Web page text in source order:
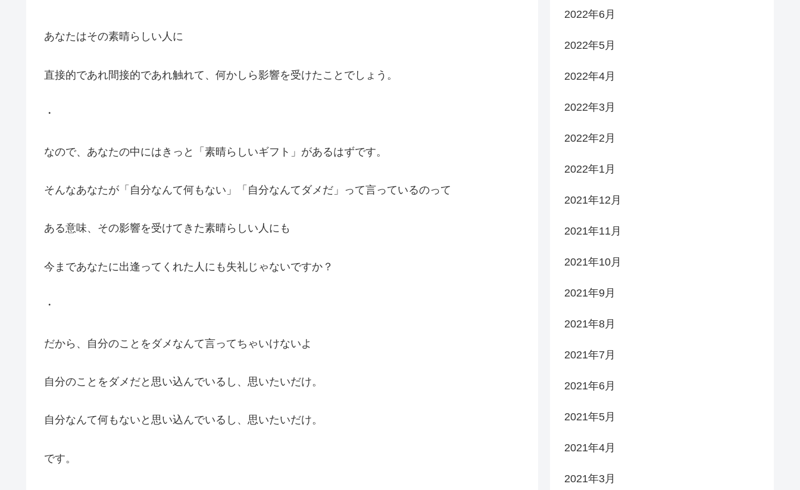
あなたはその素晴らしい人に
直接的であれ間接的であれ触れて、何かしら影響を受けたことでしょう。
・
なので、あなたの中にはきっと「素晴らしいギフト」があるはずです。
そんなあなたが「自分なんて何もない」「自分なんてダメだ」って言っているのって
ある意味、その影響を受けてきた素晴らしい人にも
今まであなたに出逢ってくれた人にも失礼じゃないですか？
・
だから、自分のことをダメなんて言ってちゃいけないよ
自分のことをダメだと思い込んでいるし、思いたいだけ。
自分なんて何もないと思い込んでいるし、思いたいだけ。
です。
2022年6月
2022年5月
2022年4月
2022年3月
2022年2月
2022年1月
2021年12月
2021年11月
2021年10月
2021年9月
2021年8月
2021年7月
2021年6月
2021年5月
2021年4月
2021年3月